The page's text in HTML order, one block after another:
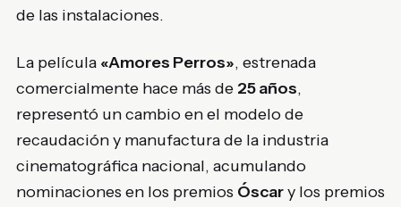
de las instalaciones.
La película «Amores Perros», estrenada
comercialmente hace más de 25 años,
representó un cambio en el modelo de
recaudación y manufactura de la industria
cinematográfica nacional, acumulando
nominaciones en los premios Óscary los premios